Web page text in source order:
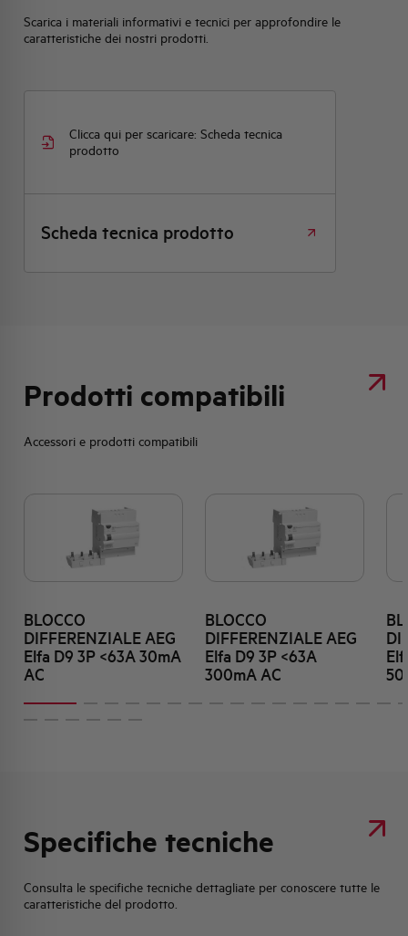
Scarica i materiali informativi e tecnici per approfondire le
caratteristiche dei nostri prodotti.
Clicca qui per scaricare: Scheda tecnica
prodotto
Scheda tecnica prodotto
Prodotti compatibili
Accessori e prodotti compatibili
BLOCCO
DIFFERENZIALE AEG
Elfa D9 3P <63A 30mA
AC
BLOCCO
DIFFERENZIALE AEG
Elfa D9 3P <63A
300mA AC
Specifiche tecniche
Consulta le specifiche tecniche dettagliate per conoscere tutte le
caratteristiche del prodotto.